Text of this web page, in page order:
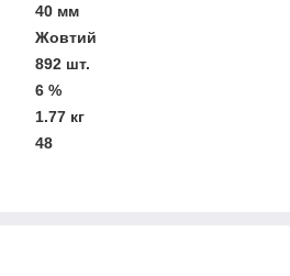
40 мм
Жовтий
892 шт.
6 %
1.77 кг
48